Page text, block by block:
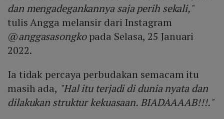
dan mengadegankannya saja perih sekali,"
tulis Angga melansir dari Instagram
@anggasasongkopada Selasa, 25 Januari
2022.
Ia tidak percaya perbudakan semacam itu
masih ada, "Hal itu terjadi di dunia nyata dan
dilakukan struktur kekuasaan. BIADAAAAB!!!."